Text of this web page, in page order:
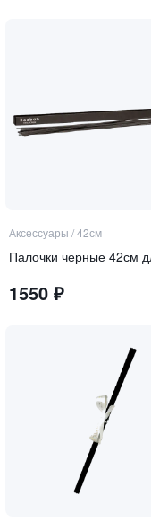
Аксессуары /42см
1550 ₽